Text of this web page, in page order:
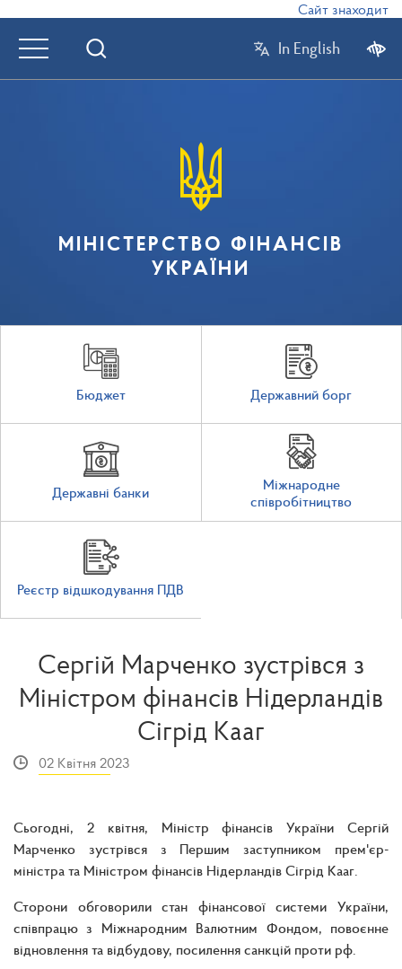
Сайт
In English
МІНІСТЕРСТВО ФІНАНСІВ
УКРАЇНИ
Бюджет Державний борг
Державні банки
Міжнародне
співробітництво
Реєстр відшкодування ПДВ
Сергій Марченко зустрівся з
Міністром фінансів Нідерландів
Сігрід Кааг
02 Квітня 2023
Сьогодні, 2 квітня, Міністр фінансів України Сергій
Марченко зустрівся з Першим заступником прем'єр-
міністра та Міністром фінансів Нідерландів Сігрід Кааг.
Сторони обговорили стан фінансової системи України,
співпрацю з Міжнародним Валютним Фондом, повоєнне
відновлення та відбудову, посилення санкцій проти рф.